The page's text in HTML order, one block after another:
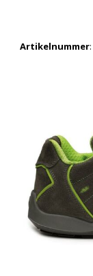
Artikelnummer: